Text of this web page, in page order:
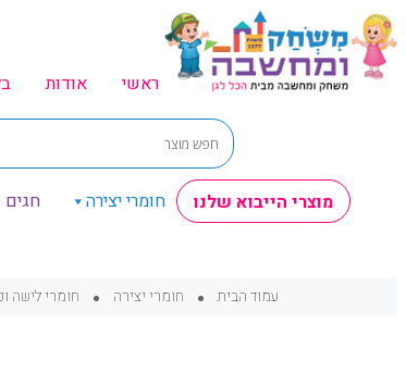
ראשי אודות
מוצרי הייבוא שלנו חומרי יצירה חגים
עמוד הבית חומרי יצירה חומרי לישה